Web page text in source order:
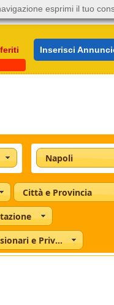
Inserisci
Napoli
Città e Provincia
Concessionari e Privati
esprimi il tuo